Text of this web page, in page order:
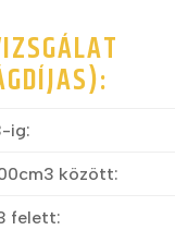
ig:
között:
felett: